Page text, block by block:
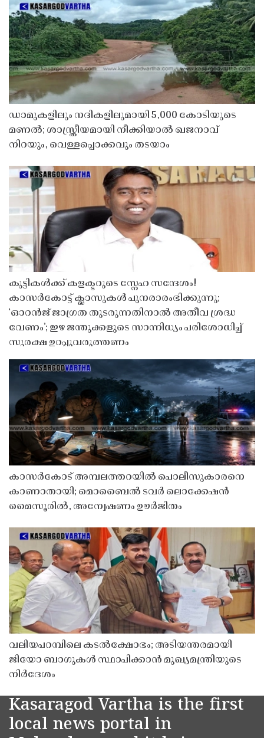
ഡാമുകളിലും നദികളിലുമായി 5,000 കോടിയുടെ
മണൽ; ശാസ്ത്രീയമായി നീക്കിയാൽ ഖജനാവ്
നിറയും, വെള്ളപ്പൊക്കവും തടയാം
കുട്ടികൾക്ക് കളക്ടറുടെ സ്നേഹ സന്ദേശം!
കാസർകോട്ട് ക്ലാസുകൾ പുനരാരംഭിക്കുന്നു;
‘ഓറൻജ് ജാഗ്രത തുടരുന്നതിനാൽ അതീവ ശ്രദ്ധ
വേണം’; ഇഴ ജന്തുക്കളുടെ സാന്നിധ്യം പരിശോധിച്ച്
സുരക്ഷ ഉറപ്പുവരുത്തണം
കാസർകോട് അമ്പലത്തറയിൽ പൊലീസുകാരനെ
കാണാതായി; മൊബൈൽ ടവർ ലൊക്കേഷൻ
മൈസൂരിൽ, അന്വേഷണം ഊർജിതം
വലിയപറമ്പിലെ കടൽക്ഷോഭം; അടിയന്തരമായി
ജിയോ ബാഗുകൾ സ്ഥാപിക്കാൻ മുഖ്യമന്ത്രിയുടെ
നിർദേശം
Kasaragod Vartha is the first
local news portal in